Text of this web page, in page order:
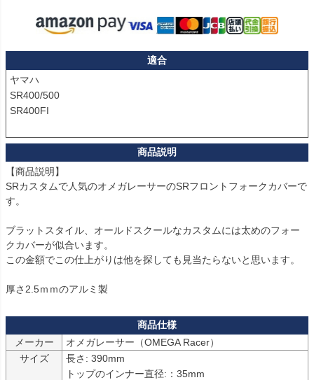
適合
ヤマハ
SR400/500
SR400FI
【商品説明】
SRカスタムで人気のオメガレーサーのSRフロントフォークカバーで
す。
ブラットスタイル、オールドスクールなカスタムには太めのフォー
クカバーが似合います。
この金額でこの仕上がりは他を探しても見当たらないと思います。
メーカー
オメガレーサー（OMEGA Racer）
サイズ
長さ: 390mm
トップのインナー直径:：35mm